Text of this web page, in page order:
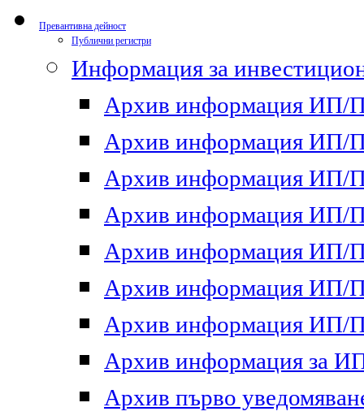
Превантивна дейност
Публични регистри
Информация за
Архив информация ИП/
Архив информация ИП/
Архив информация ИП/
Архив информация ИП/
Архив информация ИП/
Архив информация ИП/
Архив информация ИП/
Архив информация за
Архив първо